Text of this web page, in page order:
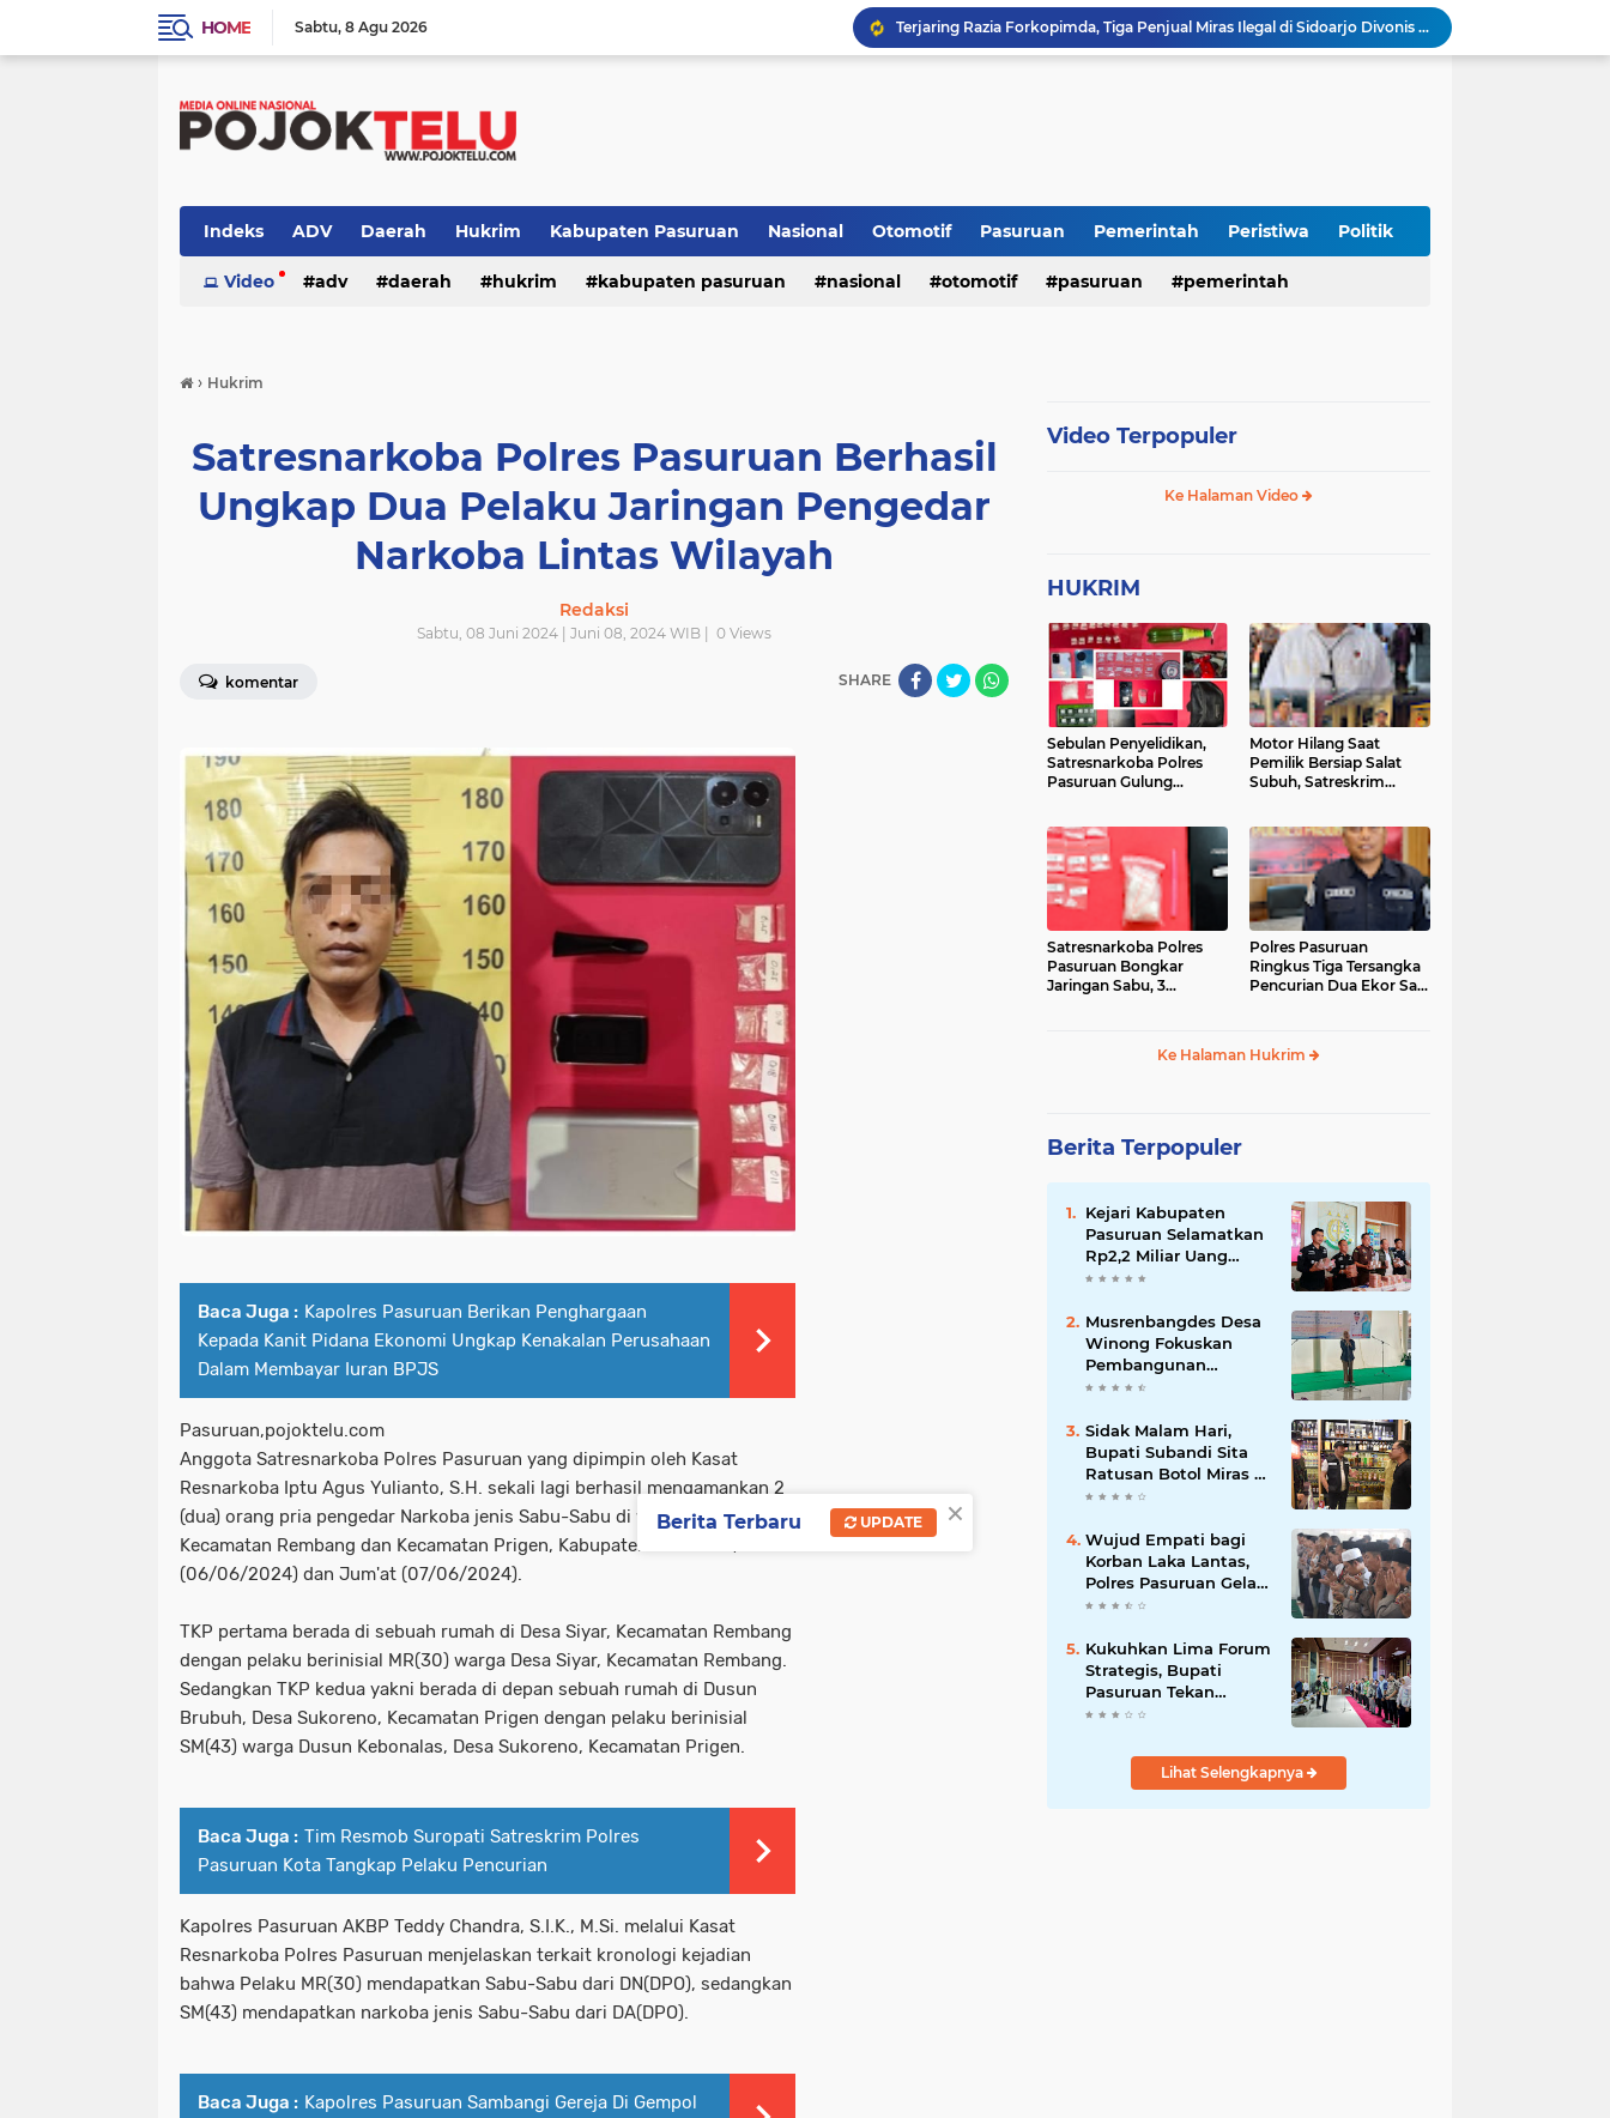
HOME Sabtu 8 Agu 2026
Polres Mojokerto Imbau Masyarakat Tidak Gunakan Sepeda Listrik di Jalan Raya
Insiden Peluru Nyasar, Warga 10 Desa Lekok dan Nguling Gelar Audensi dengan Bupati Pasuruan
Wakil Bupati Sidoarjo Serahkan Kartu BPJS Ketenagakerjaan untuk Puluhan Ribu Pekerja Rentan
Indeks ADV Daerah Hukrim Kabupaten Pasuruan Nasional Otomotif Pasuruan Pemerintah Peristiwa Politik
Sidoarjo TNI - POLRI TNI-POLRI
Video adv daerah hukrim kabupaten pasuruan nasional otomotif pasuruan pemerintah
› Hukrim
Satresnarkoba Polres Pasuruan Berhasil
Ungkap Dua Pelaku Jaringan Pengedar
Narkoba Lintas Wilayah
Redaksi
Sabtu, 08 Juni 2024 | Juni 08, 2024 WIB | 0 Views
komentar SHARE
Baca Juga : Kapolres Pasuruan Berikan Penghargaan
Kepada Kanit Pidana Ekonomi Ungkap Kenakalan Perusahaan
Dalam Membayar Iuran BPJS
Pasuruan,pojoktelu.com
Anggota Satresnarkoba Polres Pasuruan yang dipimpin oleh Kasat
Resnarkoba Iptu Agus Yulianto, S.H. sekali lagi berhasil mengamankan 2
(dua) orang pria pengedar Narkoba jenis Sabu-Sabu di wilayah
Kecamatan Rembang dan Kecamatan Prigen, Kabupaten Pasuruan, Kamis
(06/06/2024) dan Jum'at (07/06/2024).
TKP pertama berada di sebuah rumah di Desa Siyar, Kecamatan Rembang
dengan pelaku berinisial MR(30) warga Desa Siyar, Kecamatan Rembang.
Sedangkan TKP kedua yakni berada di depan sebuah rumah di Dusun
Brubuh, Desa Sukoreno, Kecamatan Prigen dengan pelaku berinisial
SM(43) warga Dusun Kebonalas, Desa Sukoreno, Kecamatan Prigen.
Baca Juga : Tim Resmob Suropati Satreskrim Polres
Pasuruan Kota Tangkap Pelaku Pencurian
Kapolres Pasuruan AKBP Teddy Chandra, S.I.K., M.Si. melalui Kasat
Resnarkoba Polres Pasuruan menjelaskan terkait kronologi kejadian
bahwa Pelaku MR(30) mendapatkan Sabu-Sabu dari DN(DPO), sedangkan
SM(43) mendapatkan narkoba jenis Sabu-Sabu dari DA(DPO).
Baca Juga : Kapolres Pasuruan Sambangi Gereja Di Gempol
Video Terpopuler
Ke Halaman Video
HUKRIM
Sebulan Penyelidikan,
Satresnarkoba Polres
Pasuruan Gulung
Motor Hilang Saat
Pemilik Bersiap Salat
Subuh, Satreskrim
Satresnarkoba Polres
Pasuruan Bongkar
Jaringan Sabu, 3
Polres Pasuruan
Ringkus Tiga Tersangka
Pencurian Dua Ekor Sapi
Ke Halaman Hukrim
Berita Terpopuler
Kejari Kabupaten
Pasuruan Selamatkan
Rp2,2 Miliar Uang
Negara dari Korupsi
Musrenbangdes Desa
Winong Fokuskan
Pembangunan
Berbasis Potensi Lokal,
Meski Dihantam
Efisiensi Anggaran
Sidak Malam Hari,
Bupati Subandi Sita
Ratusan Botol Miras di
Kawasan Perumahan
Wujud Empati bagi
Korban Laka Lantas,
Polres Pasuruan Gelar
Salat Ghaib dan Doa
Kukuhkan Lima Forum
Strategis, Bupati
Pasuruan Tekan
Pentingnya Program
Lihat Selengkapnya
×
Berita Terbaru UPDATE